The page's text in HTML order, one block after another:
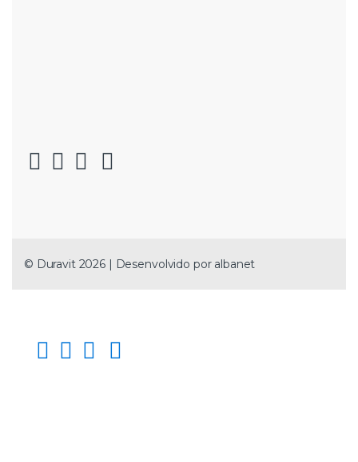
© Duravit 2026 | Desenvolvido por albanet